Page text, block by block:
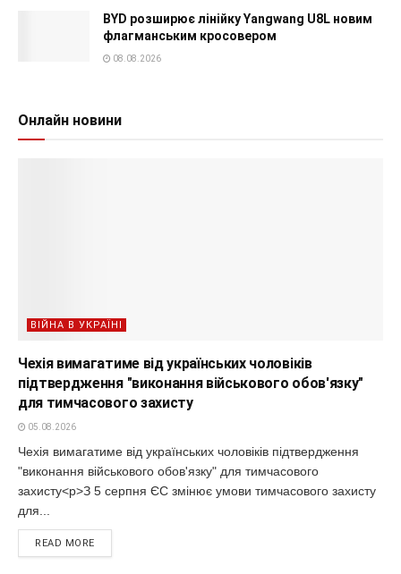
BYD розширює лінійку Yangwang U8L новим
флагманським кросовером
08.08.2026
Онлайн новини
ВІЙНА В УКРАЇНІ
Чехія вимагатиме від українських чоловіків
підтвердження "виконання військового обов'язку"
для тимчасового захисту
05.08.2026
Чехія вимагатиме від українських чоловіків підтвердження
"виконання військового обов'язку" для тимчасового
захисту<p>З 5 серпня ЄС змінює умови тимчасового захисту
для...
READ MORE